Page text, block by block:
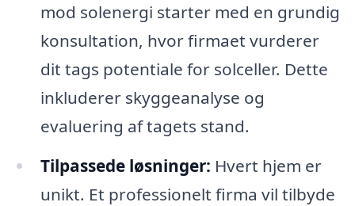
mod solenergi starter med en grundig
konsultation, hvor firmaet vurderer
dit tags potentiale for solceller. Dette
inkluderer skyggeanalyse og
evaluering af tagets stand.
Tilpassede løsninger: Hvert hjem er
unikt. Et professionelt firma vil tilbyde